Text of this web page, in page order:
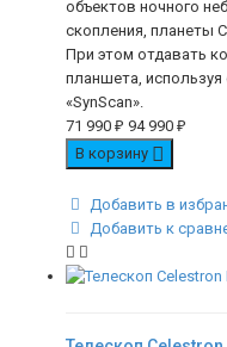
объектов ночного
скопления, планеты
При этом отдавать
планшета,
«SynScan».
71 990 ₽ 94 990 ₽
В корзину
Добавить в
Добавить к